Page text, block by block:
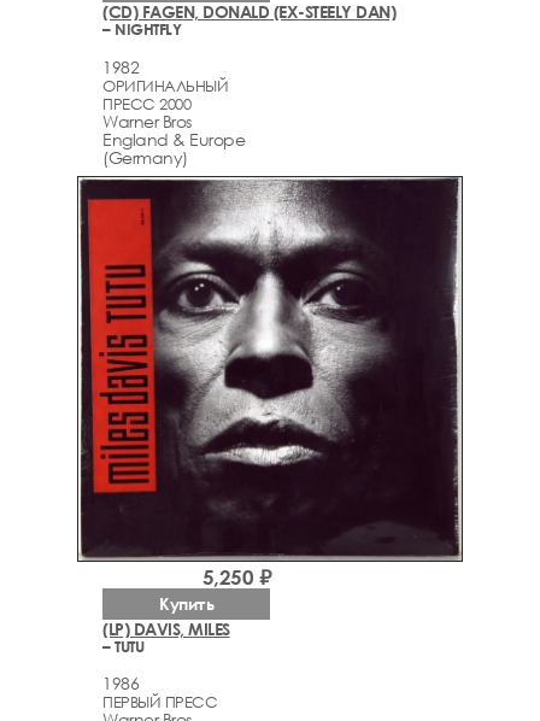
(CD) FAGEN, DONALD (EX-STEELY DAN)
– NIGHTFLY
1982
ОРИГИНАЛЬНЫЙ
ПРЕСС 2000
Warner Bros
England & Europe
(Germany)
(LP) DAVIS, MILES
– TUTU
1986
ПЕРВЫЙ ПРЕСС
5,250 ₽
Купить